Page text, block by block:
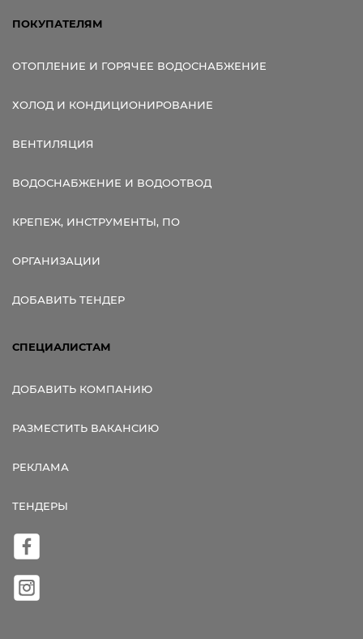
ПОКУПАТЕЛЯМ
ОТОПЛЕНИЕ И ГОРЯЧЕЕ ВОДОСНАБЖЕНИЕ
ХОЛОД И КОНДИЦИОНИРОВАНИЕ
ВЕНТИЛЯЦИЯ
ВОДОСНАБЖЕНИЕ И ВОДООТВОД
КРЕПЕЖ, ИНСТРУМЕНТЫ, ПО
ОРГАНИЗАЦИИ
ДОБАВИТЬ ТЕНДЕР
СПЕЦИАЛИСТАМ
ДОБАВИТЬ КОМПАНИЮ
РАЗМЕСТИТЬ ВАКАНСИЮ
РЕКЛАМА
ТЕНДЕРЫ